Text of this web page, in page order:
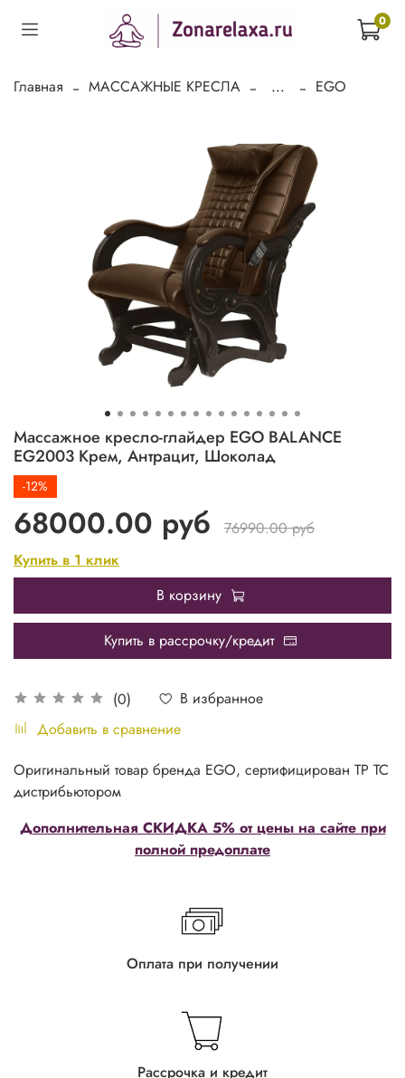
0
Главная МАССАЖНЫЕ КРЕСЛА ... EGO
Массажное кресло-глайдер EGO BALANCE
EG2003 Крем, Антрацит, Шоколад
(0)
В избранное
Добавить в сравнение
-12%
68000.00 руб
76990.00 руб
Купить в 1 клик
В корзину
Купить в рассрочку/кредит
Дополнительная СКИДКА 5% от цены на сайте при
полной предоплате
Оригинальный товар бренда EGO, сертифицирован ТР ТС
дистрибьютором
Оплата при получении
Рассрочка и кредит